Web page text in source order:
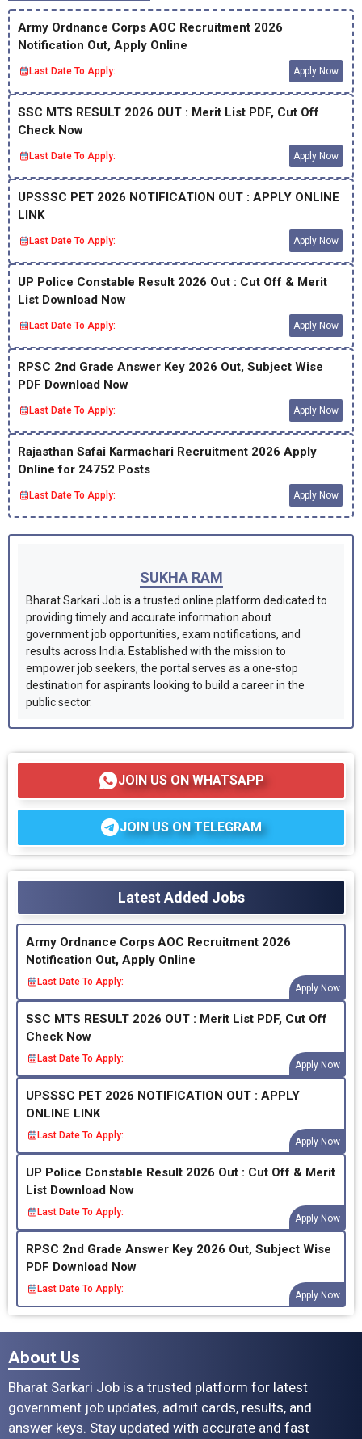
Army Ordnance Corps AOC Recruitment 2026
Notification Out, Apply Online
Last Date To Apply: Apply Now
SSC MTS RESULT 2026 OUT : Merit List PDF, Cut Off
Check Now
Last Date To Apply: Apply Now
UPSSSC PET 2026 NOTIFICATION OUT : APPLY ONLINE
LINK
Last Date To Apply: Apply Now
UP Police Constable Result 2026 Out : Cut Off & Merit
List Download Now
Last Date To Apply: Apply Now
RPSC 2nd Grade Answer Key 2026 Out, Subject Wise
PDF Download Now
Last Date To Apply: Apply Now
Rajasthan Safai Karmachari Recruitment 2026 Apply
Online for 24752 Posts
Last Date To Apply: Apply Now
SUKHA RAM
Bharat Sarkari Job is a trusted online platform dedicated to
providing timely and accurate information about
government job opportunities, exam notifications, and
results across India. Established with the mission to
empower job seekers, the portal serves as a one-stop
destination for aspirants looking to build a career in the
public sector.
JOIN US ON WHATSAPP
JOIN US ON TELEGRAM
Latest Added Jobs
Army Ordnance Corps AOC Recruitment 2026
Notification Out, Apply Online
Last Date To Apply:
Apply Now
SSC MTS RESULT 2026 OUT : Merit List PDF, Cut Off
Check Now
Last Date To Apply:
Apply Now
UPSSSC PET 2026 NOTIFICATION OUT : APPLY
ONLINE LINK
Last Date To Apply:
Apply Now
UP Police Constable Result 2026 Out : Cut Off & Merit
List Download Now
Last Date To Apply:
Apply Now
RPSC 2nd Grade Answer Key 2026 Out, Subject Wise
PDF Download Now
Last Date To Apply:
Apply Now
About Us
Bharat Sarkari Job is a trusted platform for latest
government job updates, admit cards, results, and
answer keys. Stay updated with accurate and fast